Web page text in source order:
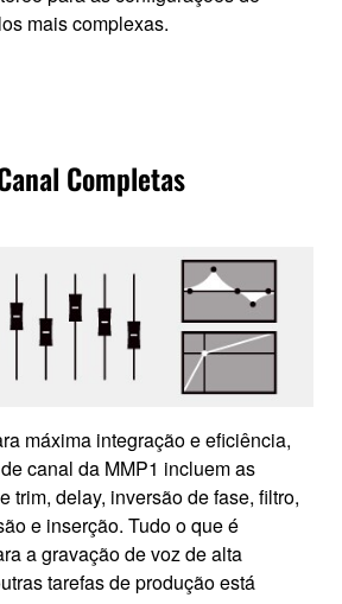
mais complexas.
Completas
máxima integração e eficiência,
canal da MMP1 incluem as
trim, delay, inversão de fase, filtro,
e inserção. Tudo o que é
a gravação de voz de alta
tarefas de produção está